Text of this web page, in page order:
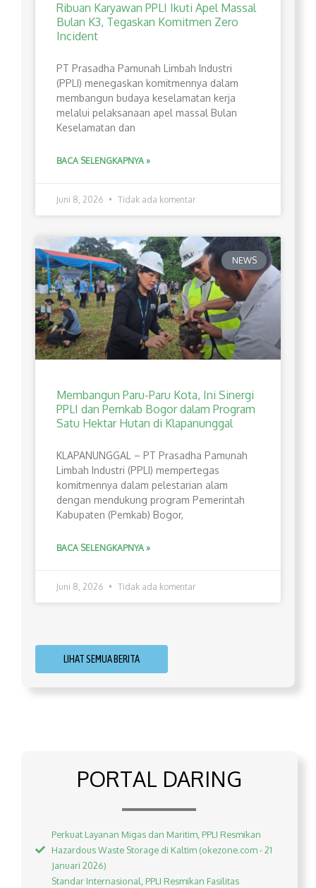
Ribuan Karyawan PPLI Ikuti Apel Massal
Bulan K3, Tegaskan Komitmen Zero
Incident
PT Prasadha Pamunah Limbah Industri
(PPLI) menegaskan komitmennya dalam
membangun budaya keselamatan kerja
melalui pelaksanaan apel massal Bulan
Keselamatan dan
BACA SELENGKAPNYA »
Juni 8, 2026 Tidak ada komentar
NEWS
Membangun Paru-Paru Kota, Ini Sinergi
PPLI dan Pemkab Bogor dalam Program
Satu Hektar Hutan di Klapanunggal
​KLAPANUNGGAL – PT Prasadha Pamunah
Limbah Industri (PPLI) mempertegas
komitmennya dalam pelestarian alam
dengan mendukung program Pemerintah
Kabupaten (Pemkab) Bogor,
BACA SELENGKAPNYA »
Juni 8, 2026 Tidak ada komentar
LIHAT SEMUA BERITA
PORTAL DARING
Perkuat Layanan Migas dan Maritim, PPLI Resmikan
Hazardous Waste Storage di Kaltim (okezone.com - 21
Januari 2026)
Standar Internasional, PPLI Resmikan Fasilitas